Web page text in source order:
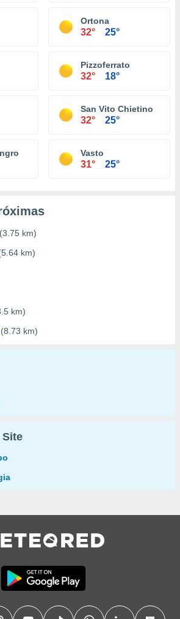
Ortona
32° 25°
Pizzoferrato
32° 18°
San Vito Chietino
32° 25°
Vasto
31° 25°
(3.75 km)
km)
km)
(8.73 km)
Site